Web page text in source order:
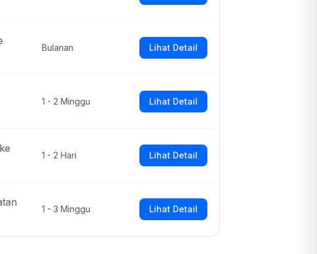
Bulanan Lihat Detail
1 - 2 Minggu Lihat Detail
1 - 2 Hari Lihat Detail
1 - 3 Minggu Lihat Detail